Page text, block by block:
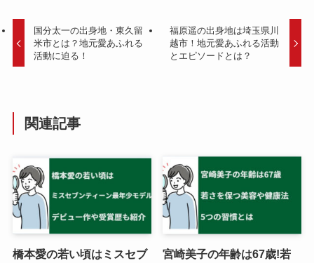
国分太一の出身地・東久留
米市とは？地元愛あふれる
活動に迫る！
福原遥の出身地は埼玉県川
越市！地元愛あふれる活動
とエピソードとは？
関連記事
橋本愛の若い頃はミスセブ
宮崎美子の年齢は67歳!若